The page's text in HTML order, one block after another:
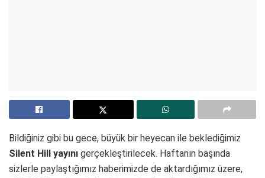
Bildiğiniz gibi bu gece, büyük bir heyecan ile beklediğimiz
Silent Hill yayını gerçekleştirilecek. Haftanın başında
sizlerle paylaştığımız haberimizde de aktardığımız üzere,